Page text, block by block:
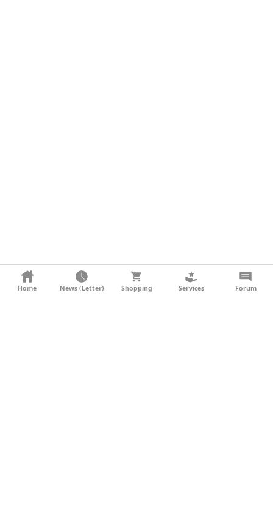
KONTAKT
Home News (Letter) Shopping Services Forum